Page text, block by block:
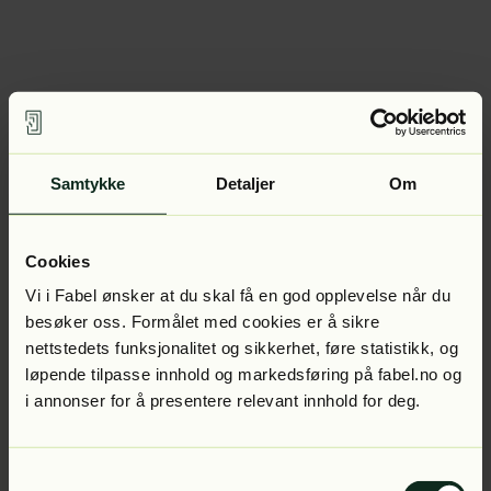
Samtykke Detaljer Om
Cookies
Vi i Fabel ønsker at du skal få en god opplevelse når du
besøker oss. Formålet med cookies er å sikre
nettstedets funksjonalitet og sikkerhet, føre statistikk, og
løpende tilpasse innhold og markedsføring på fabel.no og
i annonser for å presentere relevant innhold for deg.